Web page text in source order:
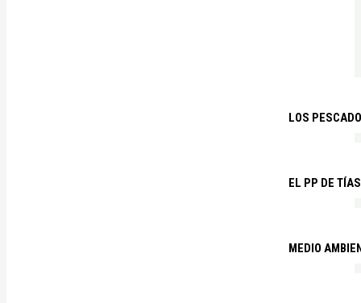
LOS
EL PP DE
MEDIO